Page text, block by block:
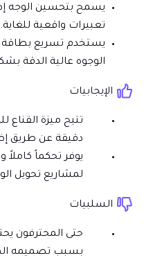
يسمح بتحسين الوجه
تعبيرات واقعية للغاية.
يستخدم تسريع بطاقة
الوجوه عالية الدقة
الإيجابيات
تتيح ميزة القناع
دقيقة عن طريق
يوفر تحكماً كاملاً
لمشاريع تحويل
السلبيات
حتى المحترفون
بسبب تصميمه